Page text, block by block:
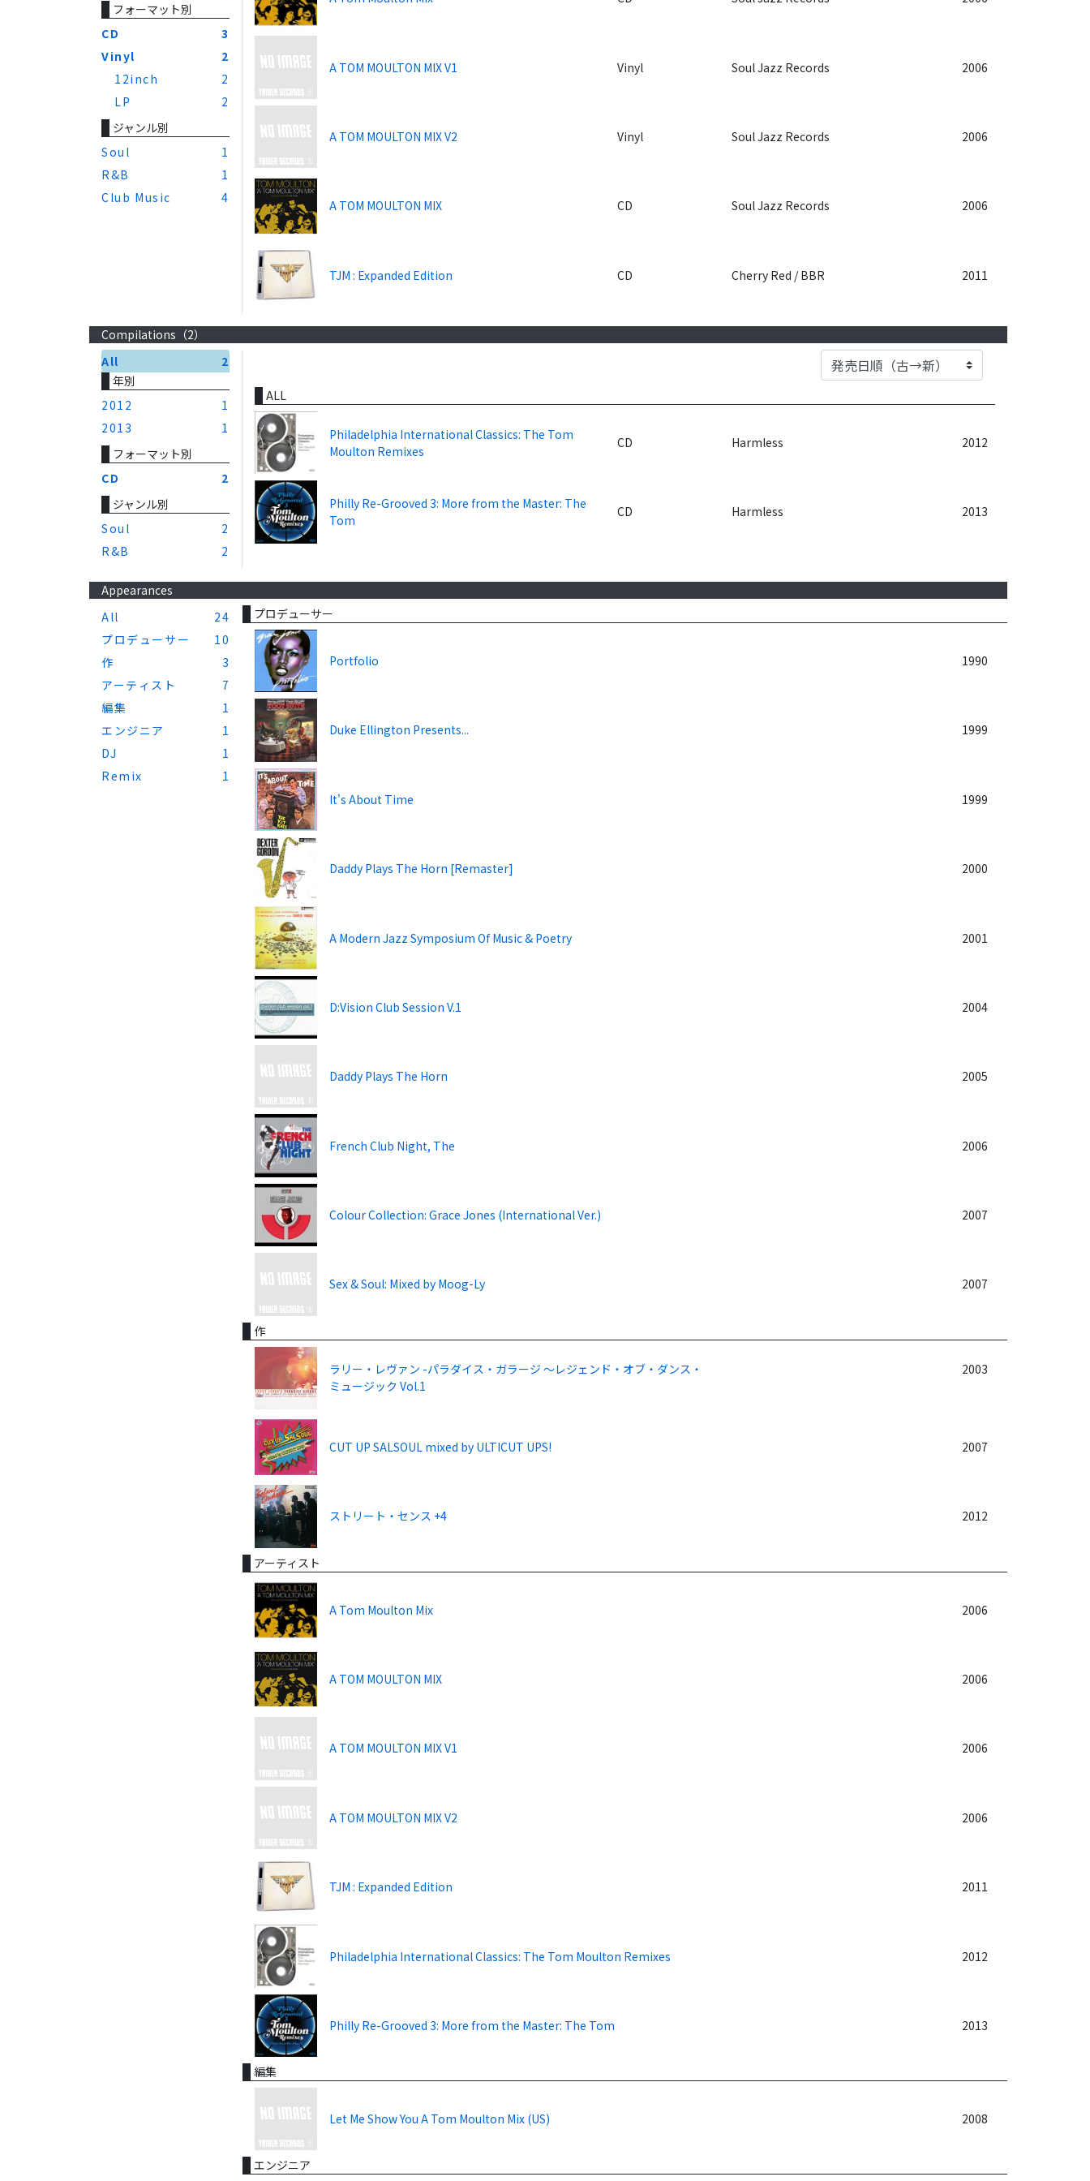
フォーマット別
CD
3
Vinyl
2
12inch
2
LP
2
ジャンル別
Soul
1
R&B
1
Club Music
4
A TOM MOULTON MIX V1 Vinyl Soul Jazz Records 2006
A TOM MOULTON MIX V2 Vinyl Soul Jazz Records 2006
A TOM MOULTON MIX CD Soul Jazz Records 2006
TJM : Expanded Edition CD Cherry Red / BBR 2011
Compilations（2）
All
2
年別
2012
1
2013
1
フォーマット別
CD
2
ジャンル別
Soul
2
R&B
2
ALL
Philadelphia International Classics: The Tom
Moulton Remixes
CD Harmless 2012
Philly Re-Grooved 3: More from the Master: The
Tom
CD Harmless 2013
Appearances
All
24
プロデューサー
10
作
3
アーティスト
7
編集
1
エンジニア
1
DJ
1
Remix
1
プロデューサー
Portfolio 1990
Duke Ellington Presents... 1999
It's About Time 1999
Daddy Plays The Horn [Remaster] 2000
A Modern Jazz Symposium Of Music & Poetry 2001
D:Vision Club Session V.1 2004
Daddy Plays The Horn 2005
French Club Night, The 2006
Colour Collection: Grace Jones (International Ver.) 2007
Sex & Soul: Mixed by Moog-Ly 2007
作
ラリー・レヴァン -パラダイス・ガラージ ～レジェンド・オブ・ダンス・
ミュージック Vol.1
2003
CUT UP SALSOUL mixed by ULTICUT UPS! 2007
ストリート・センス +4 2012
アーティスト
A Tom Moulton Mix 2006
A TOM MOULTON MIX 2006
A TOM MOULTON MIX V1 2006
A TOM MOULTON MIX V2 2006
TJM : Expanded Edition 2011
Philadelphia International Classics: The Tom Moulton Remixes 2012
Philly Re-Grooved 3: More from the Master: The Tom 2013
編集
Let Me Show You A Tom Moulton Mix (US) 2008
エンジニア